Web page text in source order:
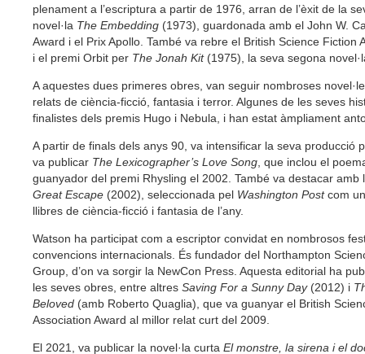
plenament a l’escriptura a partir de 1976, arran de l’èxit de la
novel·la The Embedding (1973), guardonada amb el John W.
Award i el Prix Apollo. També va rebre el British Science Fiction
i el premi Orbit per The Jonah Kit(1975), la seva segona
A aquestes dues primeres obres, van seguir nombroses
relats de ciència-ficció, fantasia i terror. Algunes de les seves
finalistes dels premis Hugo i Nebula, i han estat àmpliament
A partir de finals dels anys 90, va intensificar la seva producció
va publicar The Lexicographer’s Love Song , que inclou el
guanyador del premi Rhysling el 2002. També va destacar amb
Great Escape (2002), seleccionada pel Washington Postcom
llibres de ciència-ficció i fantasia de l’any.
Watson ha participat com a escriptor convidat en nombrosos
convencions internacionals. És fundador del Northampton
Group, d’on va sorgir la NewCon Press. Aquesta editorial ha
les seves obres, entre altres Saving For a Sunny Day(2012) i
Beloved (amb Roberto Quaglia), que va guanyar el British
Association Award al millor relat curt del 2009.
El 2021, va publicar la novel·la curta El monstre, la sirena i el